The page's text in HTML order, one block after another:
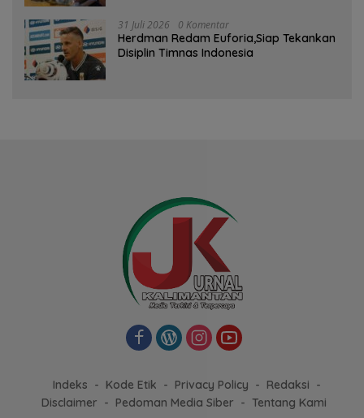
31 Juli 2026 0 Komentar
Herdman Redam Euforia,Siap Tekankan
Disiplin Timnas Indonesia
Indeks Kode Etik Privacy Policy
Redaksi
Disclaimer
Pedoman Media Siber
Tentang Kami